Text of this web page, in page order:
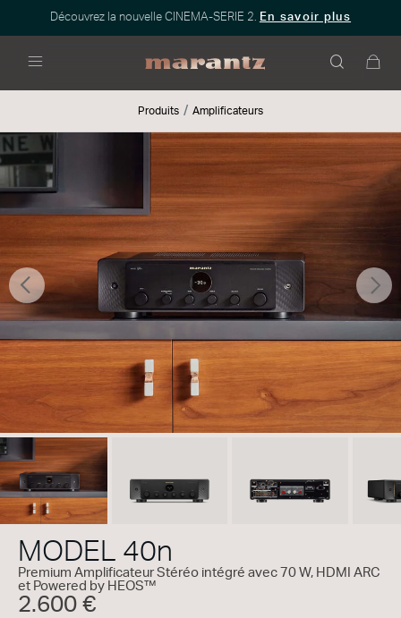
Découvrez la nouvelle CINEMA-SERIE 2. En savoir plus
Produits Amplificateurs
Précédent
MODEL 40n
Premium Amplificateur Stéréo intégré avec 70 W, HDMI ARC
et Powered by HEOS™
2.600 €